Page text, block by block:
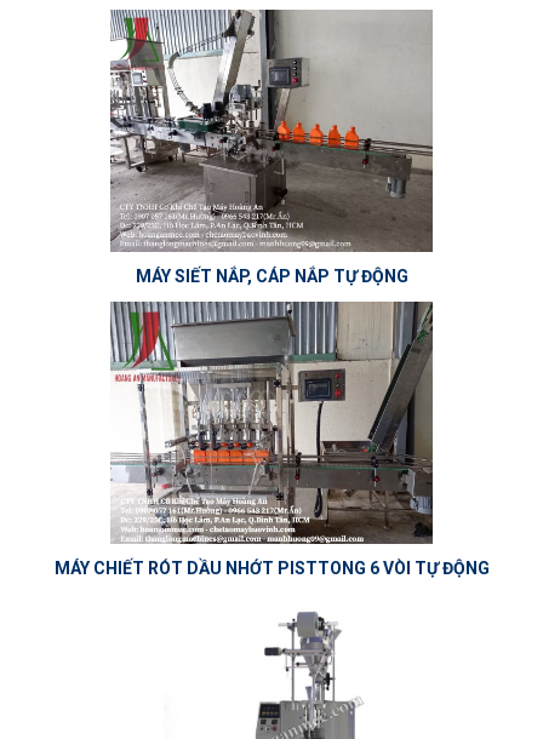
MÁY SIẾT NẮP, CÁP NẮP TỰ ĐỘNG
MÁY CHIẾT RÓT DẦU NHỚT PISTTONG 6 VÒI TỰ ĐỘNG